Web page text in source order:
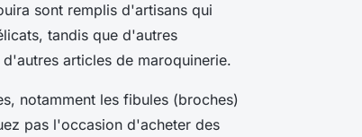
sont remplis d'artisans qui
tandis que d'autres
articles de maroquinerie.
notamment les fibules (broches)
pas l'occasion d'acheter des